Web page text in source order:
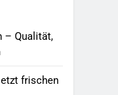
– Qualität,
frischen
So
und
Ihren